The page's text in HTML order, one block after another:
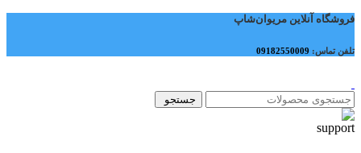
فروشگاه آنلاین مریوان‌شاپ
تلفن تماس:
جستجو